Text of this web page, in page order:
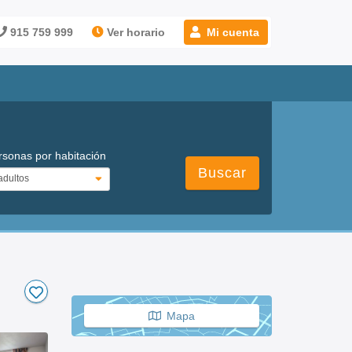
915 759 999 Ver horario Mi cuenta
por habitación
Buscar
Mapa